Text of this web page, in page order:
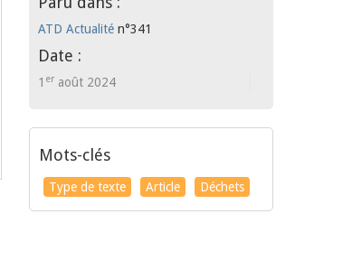
ATD Actualitén°341
Date :
1 eraoût 2024
Mots-clés
Type de texte Article Déchets